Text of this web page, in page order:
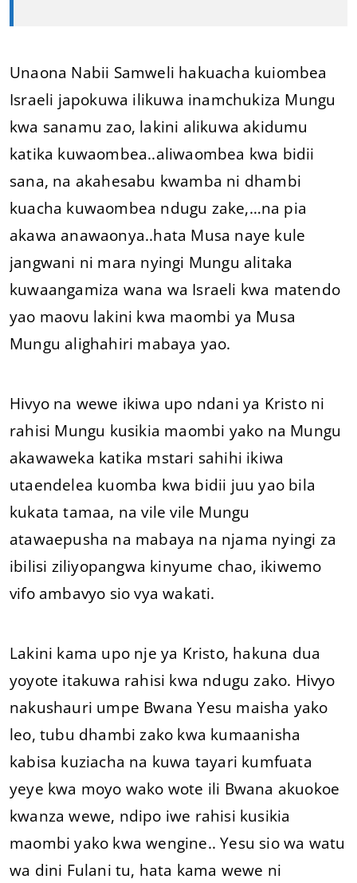
Unaona Nabii Samweli hakuacha kuiombea
Israeli japokuwa ilikuwa inamchukiza Mungu
kwa sanamu zao, lakini alikuwa akidumu
katika kuwaombea..aliwaombea kwa bidii
sana, na akahesabu kwamba ni dhambi
kuacha kuwaombea ndugu zake,…na pia
akawa anawaonya..hata Musa naye kule
jangwani ni mara nyingi Mungu alitaka
kuwaangamiza wana wa Israeli kwa matendo
yao maovu lakini kwa maombi ya Musa
Mungu alighahiri mabaya yao.
Hivyo na wewe ikiwa upo ndani ya Kristo ni
rahisi Mungu kusikia maombi yako na Mungu
akawaweka katika mstari sahihi ikiwa
utaendelea kuomba kwa bidii juu yao bila
kukata tamaa, na vile vile Mungu
atawaepusha na mabaya na njama nyingi za
ibilisi ziliyopangwa kinyume chao, ikiwemo
vifo ambavyo sio vya wakati.
Lakini kama upo nje ya Kristo, hakuna dua
yoyote itakuwa rahisi kwa ndugu zako. Hivyo
nakushauri umpe Bwana Yesu maisha yako
leo, tubu dhambi zako kwa kumaanisha
kabisa kuziacha na kuwa tayari kumfuata
yeye kwa moyo wako wote ili Bwana akuokoe
kwanza wewe, ndipo iwe rahisi kusikia
maombi yako kwa wengine.. Yesu sio wa watu
wa dini Fulani tu, hata kama wewe ni